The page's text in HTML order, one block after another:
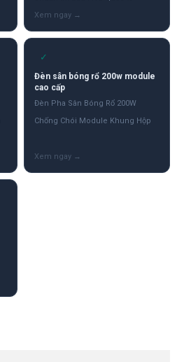
✓
Đèn sân bóng rổ 200w module
cao cấp
Đèn Pha Sân Bóng Rổ 200W
Chống Chói Module Khung Hộp